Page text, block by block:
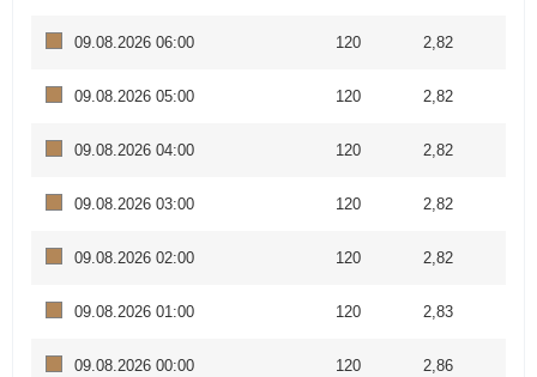
09.08.2026 06:00 120 2,82
09.08.2026 05:00 120 2,82
09.08.2026 04:00 120 2,82
09.08.2026 03:00 120 2,82
09.08.2026 02:00 120 2,82
09.08.2026 01:00 120 2,83
09.08.2026 00:00 120 2,86